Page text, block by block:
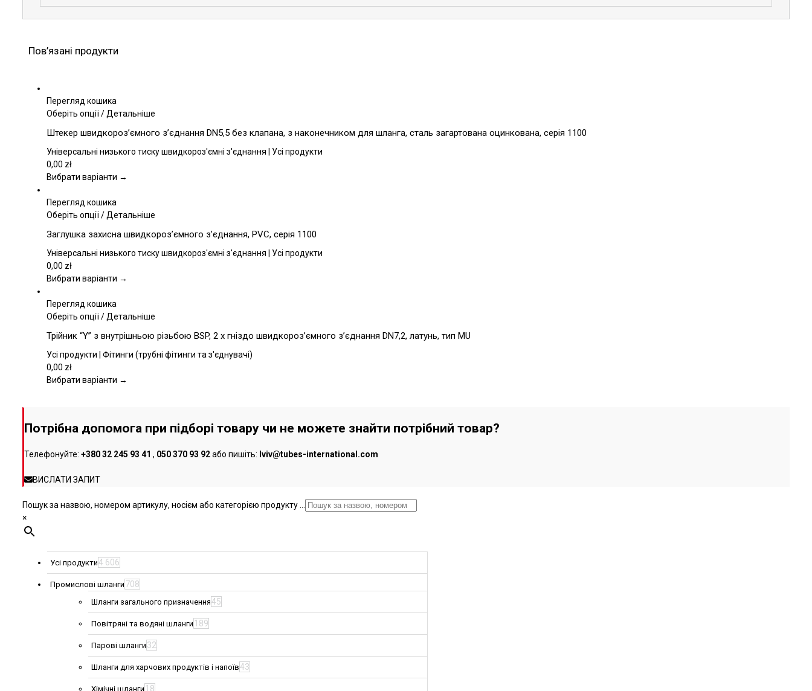
Пов’язані продукти
Перегляд кошика
Оберіть опціїЦей
має
кілька
Параметри
вибрати
на
товару
/Детальніше
Штекер швидкороз’ємного з’єднання DN5,5 без клапана, з наконечником для шланга, сталь загартована оцинкована, серія 1100
Універсальні низького тиску швидкороз'ємні з'єднання | Усі продукти
0,00 zł
Вибрати варіанти →
Перегляд кошика
Оберіть опціїЦей
має
кілька
Параметри
вибрати
на
товару
/Детальніше
Заглушка захисна швидкороз’ємного з’єднання, PVC, серія 1100
Універсальні низького тиску швидкороз'ємні з'єднання | Усі продукти
0,00 zł
Вибрати варіанти →
Перегляд кошика
Оберіть опціїЦей
має
кілька
Параметри
сторінці
/Детальніше
Трійник “Y” з внутрішньою різьбою BSP, 2 x гніздо швидкороз’ємного з’єднання DN7,2, латунь, тип MU
Усі продукти | Фітинги (трубні фітинги та з'єднувачі)
0,00 zł
Вибрати варіанти →
Потрібна допомога при підборі товару чи не можете знайти потрібний товар?
Телефонуйте: +380 32 245 93 41 , 050 370 93 92або пишіть: lviv@tubes-international.com
ВИСЛАТИ ЗАПИТ
Пошук за назвою, номером артикулу, носієм або категорією продукту ...
×
Усі продукти4 606
Промислові шланги 708
Шланги загального призначення45
Повітряні та водяні шланги 189
Парові шланги 32
Шланги для харчових продуктів і напоїв43
Хімічні шланги 18